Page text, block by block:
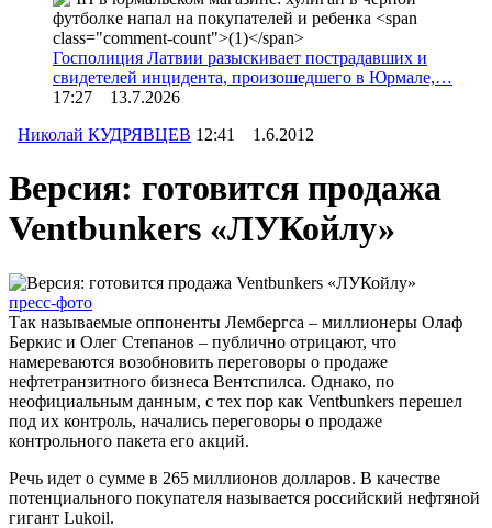
Госполиция Латвии разыскивает пострадавших и
свидетелей инцидента, произошедшего в Юрмале,…
17:27 13.7.2026
Николай КУДРЯВЦЕВ 12:41 1.6.2012
Версия: готовится продажа
Ventbunkers «ЛУКойлу»
пресс-фото
Так называемые оппоненты Лембергса – миллионеры Олаф
Беркис и Олег Степанов – публично отрицают, что
намереваются возобновить переговоры о продаже
нефтетранзитного бизнеса Вентспилса. Однако, по
неофициальным данным, с тех пор как Ventbunkers перешел
под их контроль, начались переговоры о продаже
контрольного пакета его акций.
Речь идет о сумме в 265 миллионов долларов. В качестве
потенциального покупателя называется российский нефтяной
гигант Lukoil.